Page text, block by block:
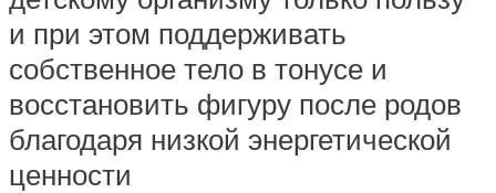
и при этом поддерживать
собственное тело в тонусе и
восстановить фигуру после родов
благодаря низкой энергетической
ценности